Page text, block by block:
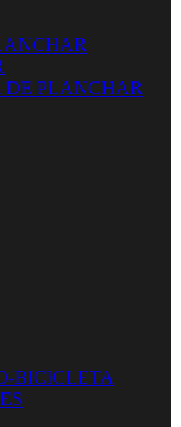
PLANCHAR
BICICLETA